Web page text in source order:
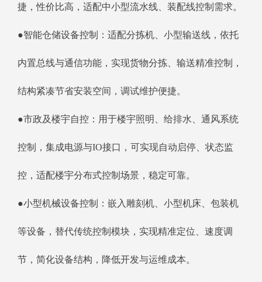
捷，性价比高，适配中小型流水线、装配线控制需求。
●智能仓储设备控制：适配分拣机、小型输送线，依托
内置总线与通信功能，实现货物分拣、输送精准控制，
结构紧凑节省安装空间，调试维护便捷。
●市政及楼宇自控：用于楼宇照明、给排水、通风系统
控制，集成电源与IO接口，可实现自动启停、状态监
控，适配楼宇分布式控制场景，稳定可靠。
●小型机械设备控制：嵌入雕刻机、小型机床、包装机
等设备，替代传统控制模块，实现精准定位、速度调
节，简化设备结构，降低开发与运维成本。